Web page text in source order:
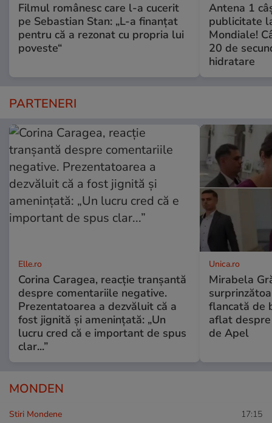
Filmul românesc care l-a cucerit
pe Sebastian Stan: „L-a finanțat
pentru că a rezonat cu propria lui
poveste“
Antena 1
publicitate
Mondiale!
20 de
hidratare
PARTENERI
Elle.ro
Corina Caragea, reacție tranșantă
despre comentariile negative.
Prezentatoarea a dezvăluit că a
fost jignită și amenințată: „Un
lucru cred că e important de spus
clar...”
Unica.ro
Mirabela
flancată de
aflat
de Apel
MONDEN
Stiri Mondene 17:15